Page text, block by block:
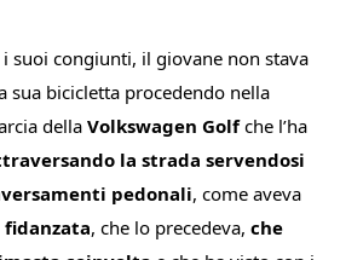
suoi congiunti, il giovane non stava
sua bicicletta procedendo nella
della Volkswagen Golfche l’ha
la strada servendosi
pedonali, come aveva
, che lo precedeva, che